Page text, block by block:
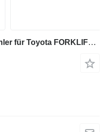
Maximus NCP2066 Motorkühler für Toyota FORKLIFT Gas-Gabelstapler